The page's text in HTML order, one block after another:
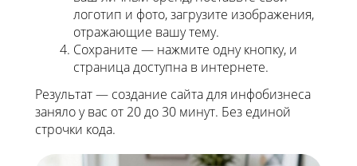
логотип и фото, загрузите изображения,
отражающие вашу тему.
Сохраните — нажмите одну кнопку, и
страница доступна в интернете.
Результат — создание сайта для инфобизнеса
заняло у вас от 20 до 30 минут. Без единой
строчки кода.